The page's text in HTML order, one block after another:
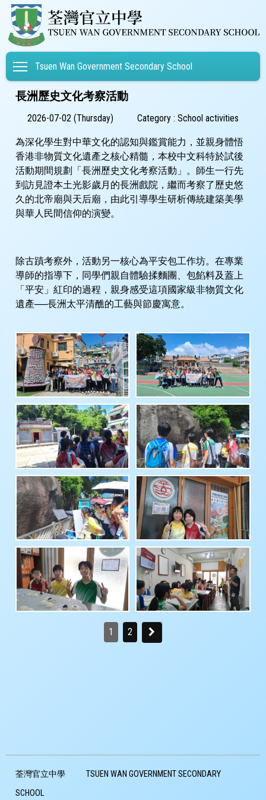
Toggle main menu visibility
Tsuen Wan Government Secondary School
長洲歷史文化考察活動
2026-07-02 (Thursday) Category : School activities
為深化學生對中華文化的認知與鑑賞能力，並親身體悟
香港非物質文化遺產之核心精髓，本校中文科特於試後
活動期間規劃「長洲歷史文化考察活動」。師生一行先
到訪見證本土光影歲月的長洲戲院，繼而考察了歷史悠
久的北帝廟與天后廟，由此引導學生研析傳統建築美學
與華人民間信仰的演變。
除古蹟考察外，活動另一核心為平安包工作坊。在專業
導師的指導下，同學們親自體驗揉麵團、包餡料及蓋上
「平安」紅印的過程，親身感受這項國家級非物質文化
遺產──長洲太平清醮的工藝與節慶寓意。
1 2
荃灣官立中學
TSUEN WAN GOVERNMENT SECONDARY
SCHOOL